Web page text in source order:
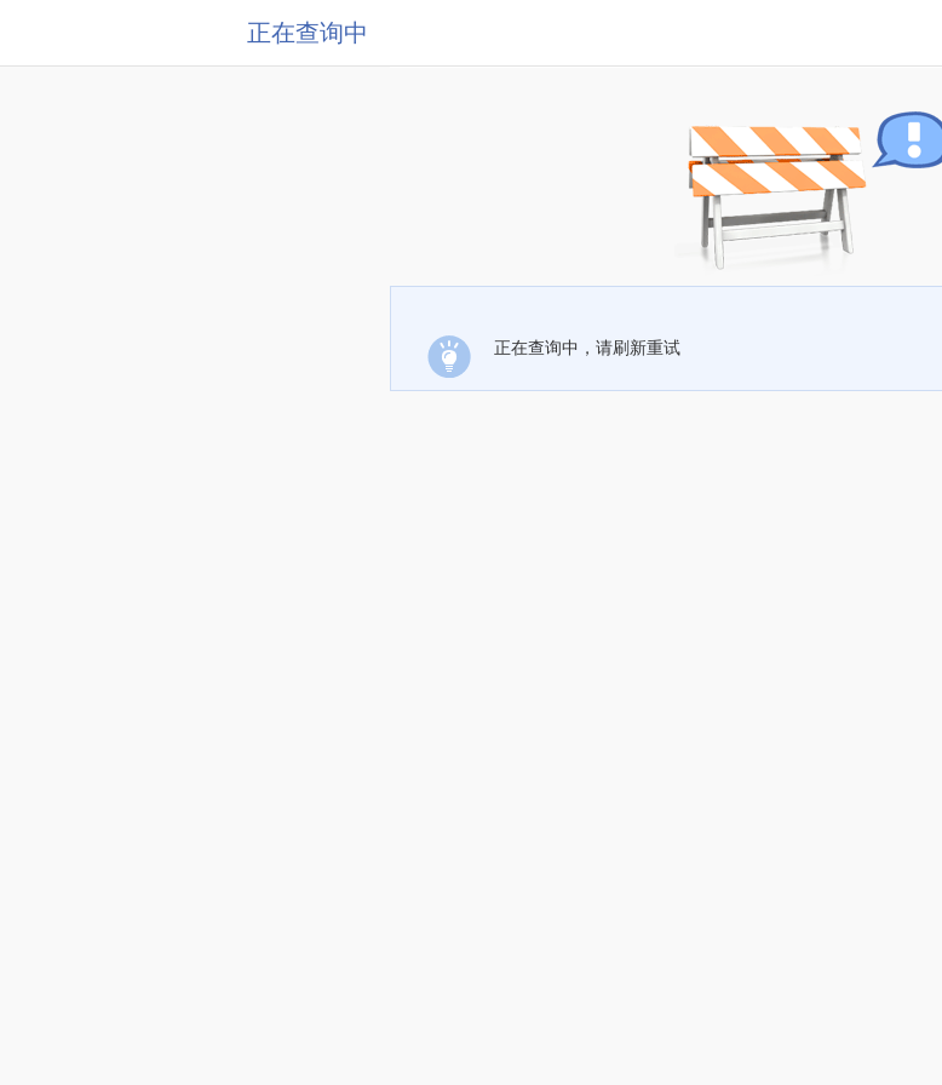
正在查询中
正在查询中，请刷新重试